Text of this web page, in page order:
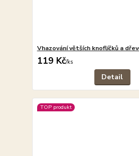
Vhazování větších knoflíčků a
119 Kč/ks
Detail
TOP produkt